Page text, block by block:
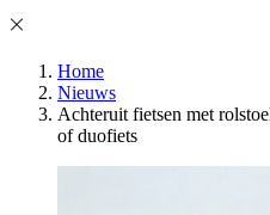
Home
Nieuws
Achteruit fietsen met
of duofiets